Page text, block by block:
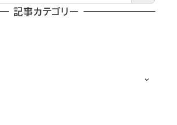
記事カテゴリー